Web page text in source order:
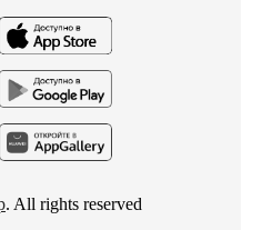
. All rights reserved